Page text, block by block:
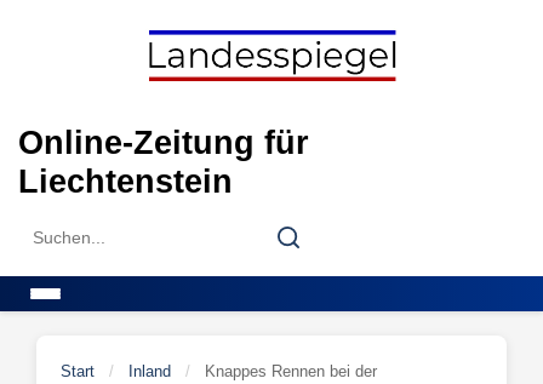
Online-Zeitung für
Liechtenstein
Search
Search
Start / Inland /
Knappes Rennen bei der